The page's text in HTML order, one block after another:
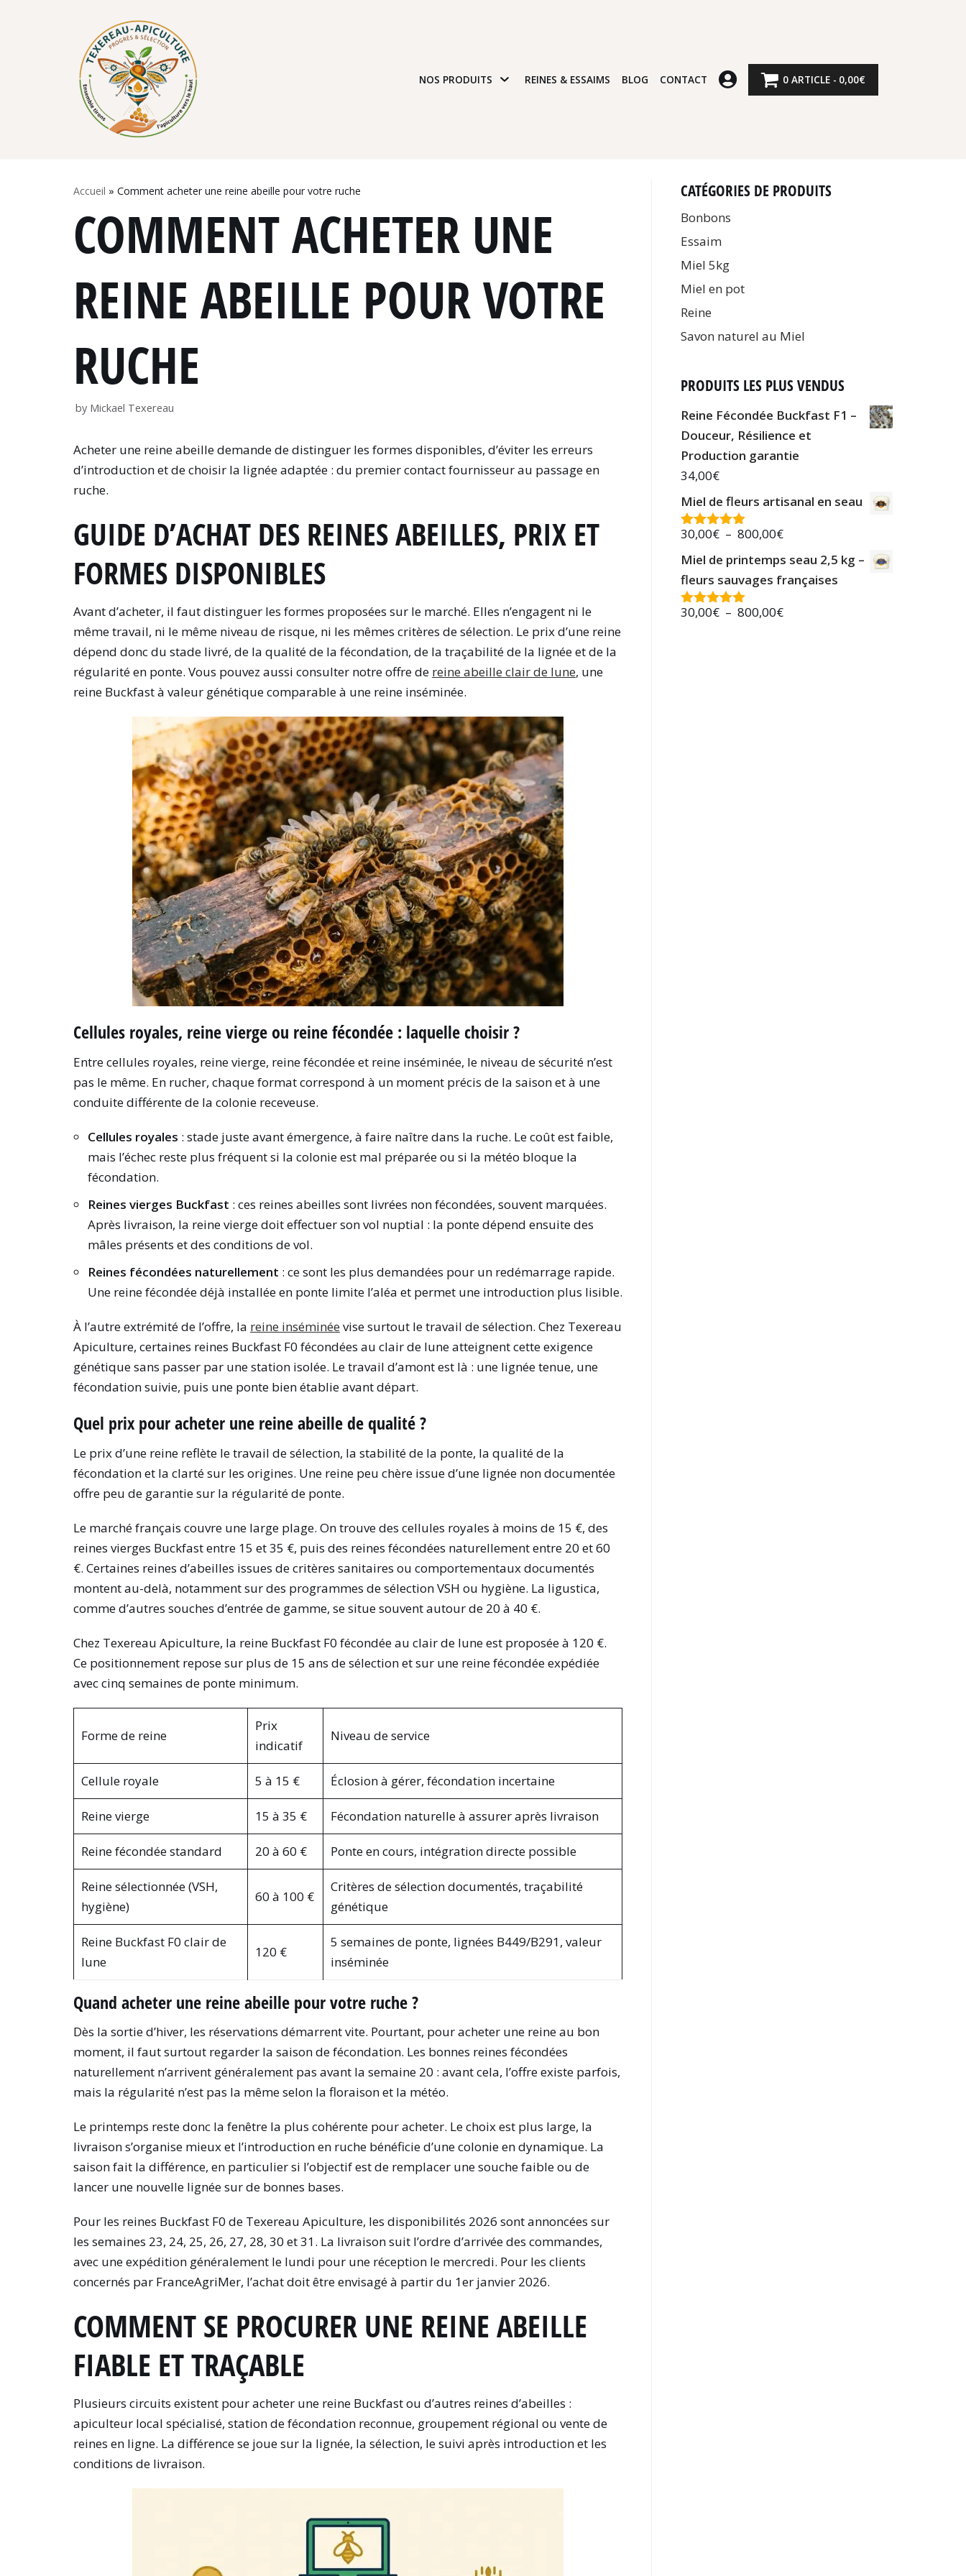
NOS PRODUITS REINES & ESSAIMS BLOG CONTACT 0 ARTICLE 0,00€
Accueil » Comment acheter une reine abeille pour votre ruche
COMMENT ACHETER UNE
REINE ABEILLE POUR VOTRE
RUCHE
by Mickael Texereau
Acheter une reine abeille demande de distinguer les formes disponibles, d’éviter les erreurs
d’introduction et de choisir la lignée adaptée : du premier contact fournisseur au passage en
ruche.
GUIDE D’ACHAT DES REINES ABEILLES, PRIX ET
FORMES DISPONIBLES
Avant d’acheter, il faut distinguer les formes proposées sur le marché. Elles n’engagent ni le
même travail, ni le même niveau de risque, ni les mêmes critères de sélection. Le prix d’une reine
dépend donc du stade livré, de la qualité de la fécondation, de la traçabilité de la lignée et de la
régularité en ponte. Vous pouvez aussi consulter notre offre de reine abeille clair de lune, une
reine Buckfast à valeur génétique comparable à une reine inséminée.
Cellules royales, reine vierge ou reine fécondée : laquelle choisir ?
Entre cellules royales, reine vierge, reine fécondée et reine inséminée, le niveau de sécurité n’est
pas le même. En rucher, chaque format correspond à un moment précis de la saison et à une
conduite différente de la colonie receveuse.
Cellules royales : stade juste avant émergence, à faire naître dans la ruche. Le coût est faible,
mais l’échec reste plus fréquent si la colonie est mal préparée ou si la météo bloque la
fécondation.
Reines vierges Buckfast : ces reines abeilles sont livrées non fécondées, souvent marquées.
Après livraison, la reine vierge doit effectuer son vol nuptial : la ponte dépend ensuite des
mâles présents et des conditions de vol.
Reines fécondées naturellement : ce sont les plus demandées pour un redémarrage rapide.
Une reine fécondée déjà installée en ponte limite l’aléa et permet une introduction plus lisible.
À l’autre extrémité de l’offre, la reine inséminée vise surtout le travail de sélection. Chez Texereau
Apiculture, certaines reines Buckfast F0 fécondées au clair de lune atteignent cette exigence
génétique sans passer par une station isolée. Le travail d’amont est là : une lignée tenue, une
fécondation suivie, puis une ponte bien établie avant départ.
Quel prix pour acheter une reine abeille de qualité ?
Le prix d’une reine reflète le travail de sélection, la stabilité de la ponte, la qualité de la
fécondation et la clarté sur les origines. Une reine peu chère issue d’une lignée non documentée
offre peu de garantie sur la régularité de ponte.
Le marché français couvre une large plage. On trouve des cellules royales à moins de 15 €, des
reines vierges Buckfast entre 15 et 35 €, puis des reines fécondées naturellement entre 20 et 60
€. Certaines reines d’abeilles issues de critères sanitaires ou comportementaux documentés
montent au-delà, notamment sur des programmes de sélection VSH ou hygiène. La ligustica,
comme d’autres souches d’entrée de gamme, se situe souvent autour de 20 à 40 €.
Chez Texereau Apiculture, la reine Buckfast F0 fécondée au clair de lune est proposée à 120 €.
Ce positionnement repose sur plus de 15 ans de sélection et sur une reine fécondée expédiée
avec cinq semaines de ponte minimum.
Forme de reine
Prix
indicatif
Niveau de service
Cellule royale 5 à 15 € Éclosion à gérer, fécondation incertaine
Reine vierge 15 à 35 € Fécondation naturelle à assurer après livraison
Reine fécondée standard 20 à 60 € Ponte en cours, intégration directe possible
Reine sélectionnée (VSH,
hygiène)
60 à 100 €
Critères de sélection documentés, traçabilité
génétique
Reine Buckfast F0 clair de
lune
120 €
5 semaines de ponte, lignées B449/B291, valeur
inséminée
Quand acheter une reine abeille pour votre ruche ?
Dès la sortie d’hiver, les réservations démarrent vite. Pourtant, pour acheter une reine au bon
moment, il faut surtout regarder la saison de fécondation. Les bonnes reines fécondées
naturellement n’arrivent généralement pas avant la semaine 20 : avant cela, l’offre existe parfois,
mais la régularité n’est pas la même selon la floraison et la météo.
Le printemps reste donc la fenêtre la plus cohérente pour acheter. Le choix est plus large, la
livraison s’organise mieux et l’introduction en ruche bénéficie d’une colonie en dynamique. La
saison fait la différence, en particulier si l’objectif est de remplacer une souche faible ou de
lancer une nouvelle lignée sur de bonnes bases.
Pour les reines Buckfast F0 de Texereau Apiculture, les disponibilités 2026 sont annoncées sur
les semaines 23, 24, 25, 26, 27, 28, 30 et 31. La livraison suit l’ordre d’arrivée des commandes,
avec une expédition généralement le lundi pour une réception le mercredi. Pour les clients
concernés par FranceAgriMer, l’achat doit être envisagé à partir du 1er janvier 2026.
COMMENT SE PROCURER UNE REINE ABEILLE
FIABLE ET TRAÇABLE
Plusieurs circuits existent pour acheter une reine Buckfast ou d’autres reines d’abeilles :
apiculteur local spécialisé, station de fécondation reconnue, groupement régional ou vente de
reines en ligne. La différence se joue sur la lignée, la sélection, le suivi après introduction et les
conditions de livraison.
CATÉGORIES DE PRODUITS
Bonbons
Essaim
Miel 5kg
Miel en pot
Reine
Savon naturel au Miel
PRODUITS LES PLUS VENDUS
Reine Fécondée Buckfast F1 –
Douceur, Résilience et
Production garantie
34,00€
Miel de fleurs artisanal en seau
Note5.00
30,00€ – 800,00€
Miel de printemps seau 2,5 kg –
fleurs sauvages françaises
Note5.00
30,00€ – 800,00€